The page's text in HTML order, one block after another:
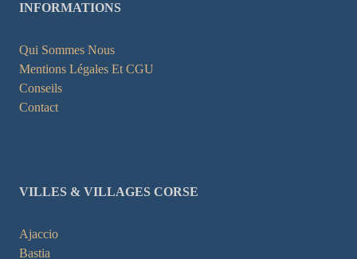
INFORMATIONS
Qui Sommes Nous
Mentions Légales Et CGU
Conseils
Contact
VILLES & VILLAGES CORSE
Ajaccio
Bastia